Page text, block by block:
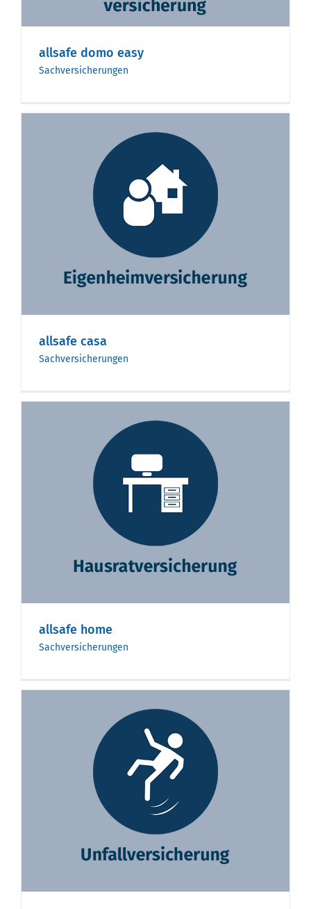
allsafe domo easy
Sachversicherungen
allsafe casa
Sachversicherungen
allsafe home
Sachversicherungen